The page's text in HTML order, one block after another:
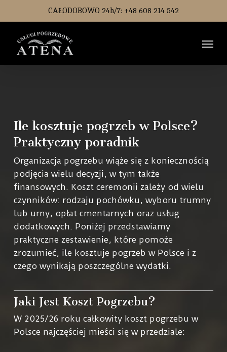
to
content
CAŁODOBOWO 24h/7: +48 608 214 542
Ile kosztuje pogrzeb w Polsce?
Praktyczny poradnik
Organizacja pogrzebu wiąże się z koniecznością
podjęcia wielu decyzji, w tym także
finansowych. Koszt ceremonii zależy od wielu
czynników: rodzaju pochówku, wyboru trumny
lub urny, opłat cmentarnych oraz usług
dodatkowych. Poniżej przedstawiamy
praktyczne zestawienie, które pomoże
zrozumieć, ile kosztuje pogrzeb w Polsce i z
czego wynikają poszczególne wydatki.
Jaki Jest Koszt Pogrzebu?
W 2025/26 roku całkowity koszt pogrzebu w
Polsce najczęściej mieści się w przedziale: